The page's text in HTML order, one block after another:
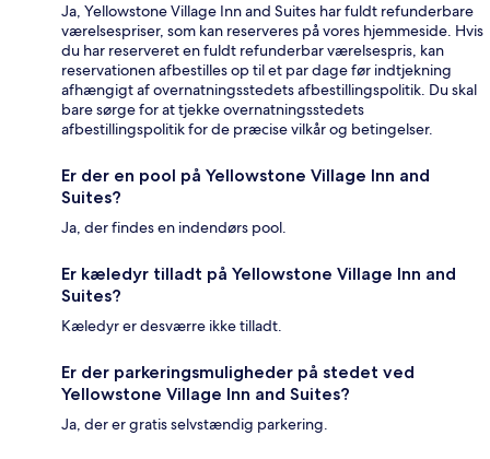
Ja, Yellowstone Village Inn and Suites har fuldt refunderbare
værelsespriser, som kan reserveres på vores hjemmeside. Hvis
du har reserveret en fuldt refunderbar værelsespris, kan
reservationen afbestilles op til et par dage før indtjekning
afhængigt af overnatningsstedets afbestillingspolitik. Du skal
bare sørge for at tjekke overnatningsstedets
afbestillingspolitik for de præcise vilkår og betingelser.
Er der en pool på Yellowstone Village Inn and
Suites?
Ja, der findes en indendørs pool.
Er kæledyr tilladt på Yellowstone Village Inn and
Suites?
Kæledyr er desværre ikke tilladt.
Er der parkeringsmuligheder på stedet ved
Yellowstone Village Inn and Suites?
Ja, der er gratis selvstændig parkering.